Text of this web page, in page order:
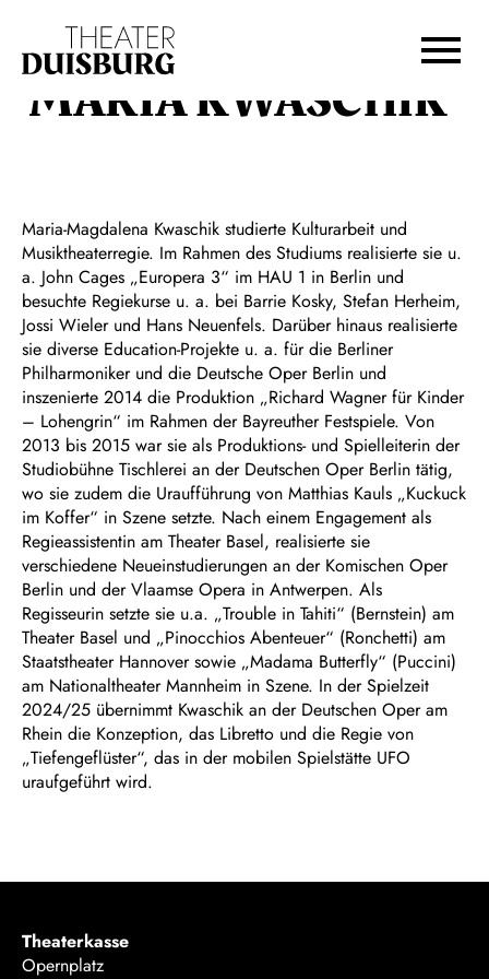
Zur Hauptnavigation springen
Zum Footer springen
MARIA KWASCHIK
Maria‐Magdalena Kwaschik studierte Kulturarbeit und
Musiktheaterregie. Im Rahmen des Studiums realisierte sie u.
a. John Cages „Europera 3“ im HAU 1 in Berlin und
besuchte Regiekurse u. a. bei Barrie Kosky, Stefan Herheim,
Jossi Wieler und Hans Neuenfels. Darüber hinaus realisierte
sie diverse Education-Projekte u. a. für die Berliner
Philharmoniker und die Deutsche Oper Berlin und
inszenierte 2014 die Produktion „Richard Wagner für Kinder
– Lohengrin“ im Rahmen der Bayreuther Festspiele. Von
2013 bis 2015 war sie als Produktions- und Spielleiterin der
Studiobühne Tischlerei an der Deutschen Oper Berlin tätig,
wo sie zudem die Uraufführung von Matthias Kauls „Kuckuck
im Koffer“ in Szene setzte. Nach einem Engagement als
Regieassistentin am Theater Basel, realisierte sie
verschiedene Neueinstudierungen an der Komischen Oper
Berlin und der Vlaamse Opera in Antwerpen. Als
Regisseurin setzte sie u.a. „Trouble in Tahiti“ (Bernstein) am
Theater Basel und „Pinocchios Abenteuer“ (Ronchetti) am
Staatstheater Hannover sowie „Madama Butterfly“ (Puccini)
am Nationaltheater Mannheim in Szene. In der Spielzeit
2024/25 übernimmt Kwaschik an der Deutschen Oper am
Rhein die Konzeption, das Libretto und die Regie von
„Tiefengeflüster“, das in der mobilen Spielstätte UFO
uraufgeführt wird.
Theaterkasse
Opernplatz